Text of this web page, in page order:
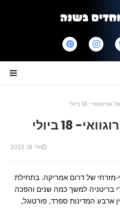
18 ביולי
18 ביולי
יולי 18, 2023
מזרחי של דרום אמריקה. בתחילת
על ידי בריטניה למשך כמה שנים והפכה
ארבע המדינות ספרד, פורטוגל,